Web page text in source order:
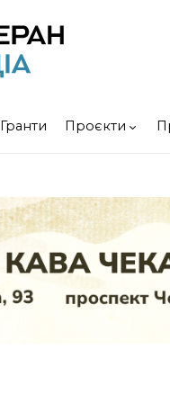
Гранти Проєкти